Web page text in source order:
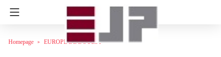
Homepage EUROPE DE L'OUEST